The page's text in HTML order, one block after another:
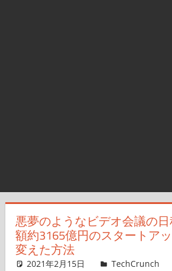
悪夢のようなビデオ会議の
額約3165億円のスタートアッ
変えた方法
2021年2月15日 Ingrid
TechCrunch